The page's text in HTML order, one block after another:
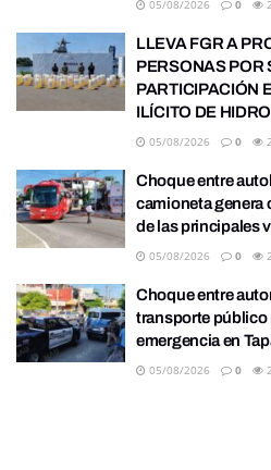
05/08/2026 0
LLEVA FGR A
PERSONAS POR
PARTICIPACIÓN
ILÍCITO DE
05/08/2026 0
Choque entre
camioneta genera
de las principales
05/08/2026 0
Choque entre
transporte público
emergencia en
05/08/2026 0